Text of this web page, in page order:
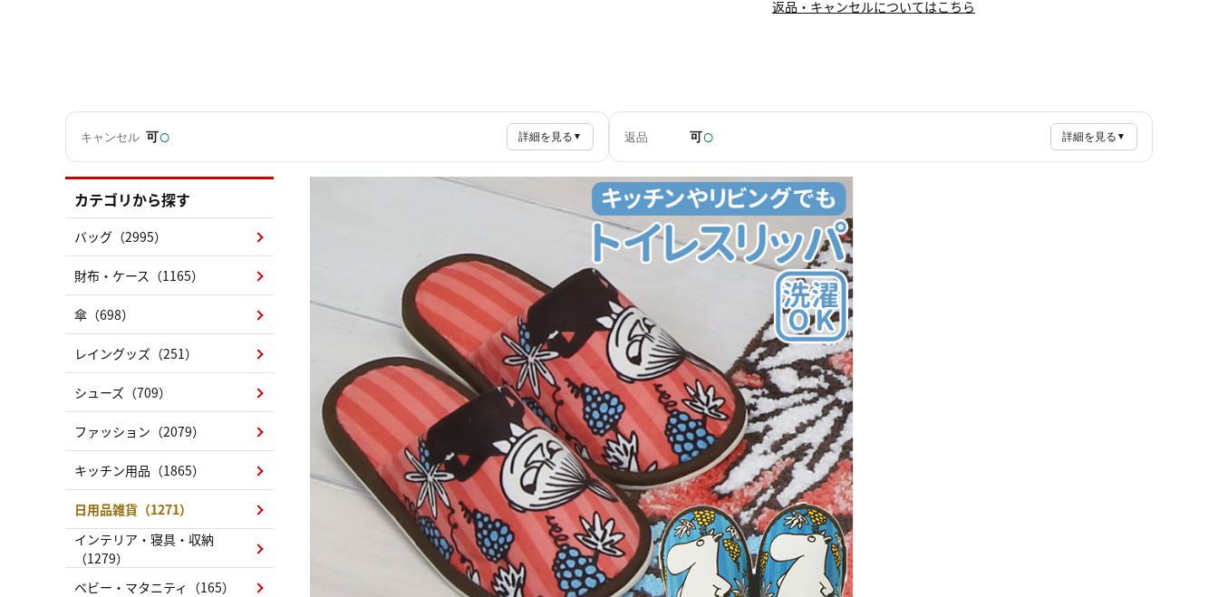
返品・キャンセルについてはこちら
キャンセル 可○ 詳細を見る ▼ 返品 可○ 詳細を見る ▼
カテゴリから探す
バッグ（2995）
財布・ケース（1165）
傘（698）
レイングッズ（251）
シューズ（709）
ファッション（2079）
キッチン用品（1865）
日用品雑貨（1271）
インテリア・寝具・収納
（1279）
ベビー・マタニティ（165）